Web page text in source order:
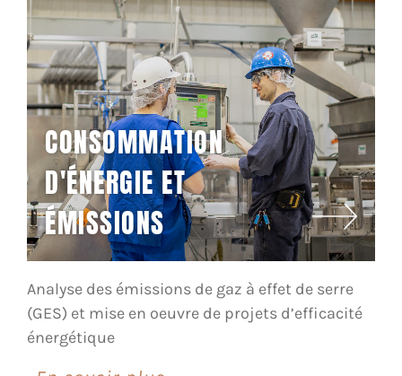
CONSOMMATION
D'ÉNERGIE ET
ÉMISSIONS
Analyse des émissions de gaz à effet de serre
(GES) et mise en oeuvre de projets d’efficacité
énergétique